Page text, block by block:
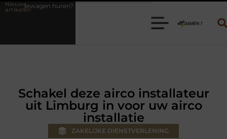
Nieuwe
artikelen
Kies de juiste aanhanger voor jouw klus
Schakel deze airco installateur
uit Limburg in voor uw airco
installatie
ZAKELIJKE DIENSTVERLENING